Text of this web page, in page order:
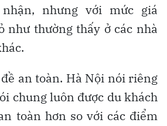
nhưng với mức giá
như thường thấy ở các nhà
an toàn. Hà Nội nói riêng
chung luôn được du khách
toàn hơn so với các điểm